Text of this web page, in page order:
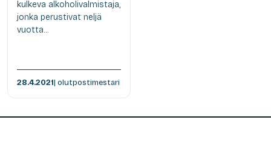
kulkeva alkoholivalmistaja,
jonka perustivat neljä
vuotta...
28.4.2021| olutpostimestari